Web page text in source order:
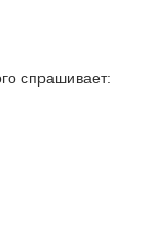
спрашивает: